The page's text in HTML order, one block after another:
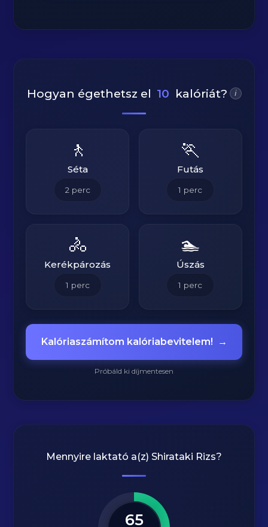
Hogyan égethetsz el 10 kalóriát? i
🚶
Séta
2 perc
🏃
Futás
1 perc
🚴
Kerékpározás
1 perc
🏊
Úszás
1 perc
Kalóriaszámítom kalóriabevitelem! →
Próbáld ki díjmentesen
Mennyire laktató a(z) Shirataki Rizs?
65